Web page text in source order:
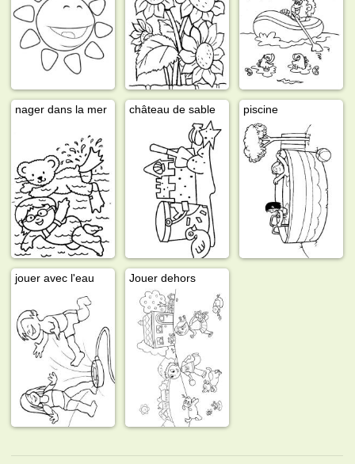
nager dans la mer château de sable piscine
jouer avec l'eau Jouer dehors